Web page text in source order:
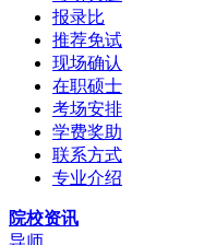
报录比
推荐免试
现场确认
在职硕士
考场安排
学费奖助
联系方式
专业介绍
院校资讯
导师